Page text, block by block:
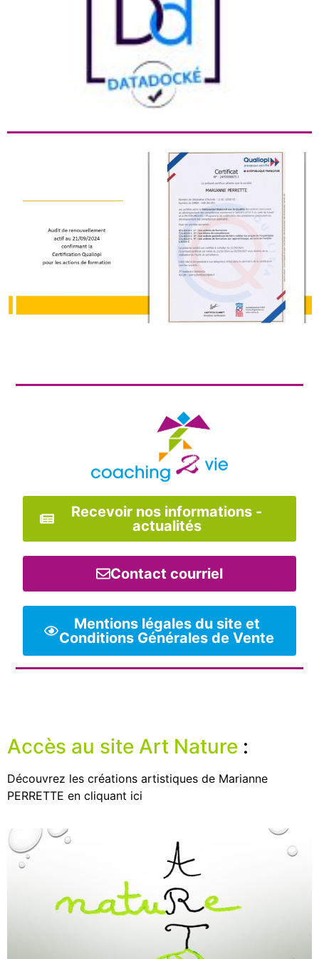
Recevoir nos informations -
actualités
Contact courriel
Mentions légales du site et
Conditions Générales de Vente
Accès au site Art Nature :
Découvrez les créations artistiques de Marianne
PERRETTE en cliquant ici